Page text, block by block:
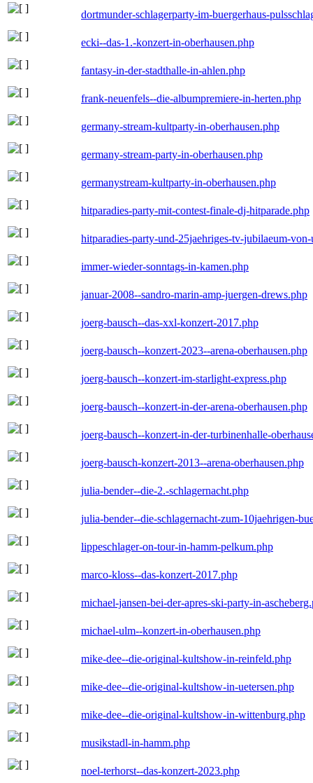
dortmunder-schlagerparty-im-buergerhaus-
ecki--das-1.-konzert-in-oberhausen.php
fantasy-in-der-stadthalle-in-ahlen.php
frank-neuenfels--die-albumpremiere-in-herten.php
germany-stream-kultparty-in-oberhausen.php
germany-stream-party-in-oberhausen.php
germanystream-kultparty-in-oberhausen.php
hitparadies-party-mit-contest-finale-dj-hitparade.php
hitparadies-party-und-25jaehriges-tv-jubilaeum-
immer-wieder-sonntags-in-kamen.php
januar-2008--sandro-marin-amp-juergen-drews.php
joerg-bausch--das-xxl-konzert-2017.php
joerg-bausch--konzert-2023--arena-oberhausen.php
joerg-bausch--konzert-im-starlight-express.php
joerg-bausch--konzert-in-der-arena-oberhausen.php
joerg-bausch--konzert-in-der-turbinenhalle-
joerg-bausch-konzert-2013--arena-oberhausen.php
julia-bender--die-2.-schlagernacht.php
julia-bender--die-schlagernacht-zum-10jaehrigen-
lippeschlager-on-tour-in-hamm-pelkum.php
marco-kloss--das-konzert-2017.php
michael-jansen-bei-der-apres-ski-party-in-
michael-ulm--konzert-in-oberhausen.php
mike-dee--die-original-kultshow-in-reinfeld.php
mike-dee--die-original-kultshow-in-uetersen.php
mike-dee--die-original-kultshow-in-wittenburg.php
musikstadl-in-hamm.php
noel-terhorst--das-konzert-2023.php